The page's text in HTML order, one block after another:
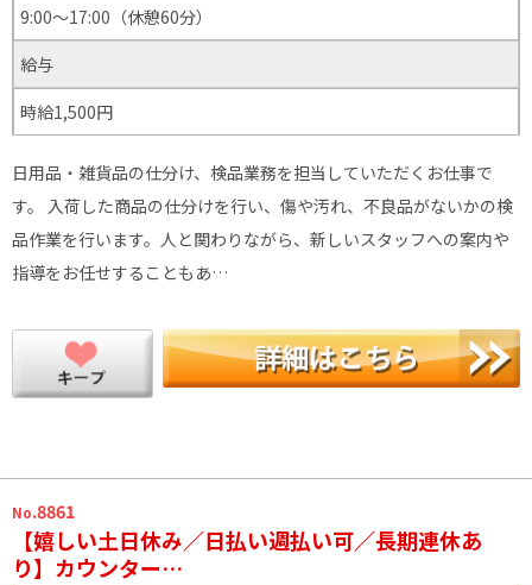
9:00〜17:00（休憩60分）
給与
時給1,500円
日用品・雑貨品の仕分け、検品業務を担当していただくお仕事で
す。 入荷した商品の仕分けを行い、傷や汚れ、不良品がないかの検
品作業を行います。人と関わりながら、新しいスタッフへの案内や
指導をお任せすることもあ…
No.8861
【嬉しい土日休み／日払い週払い可／長期連休あ
り】カウンター…